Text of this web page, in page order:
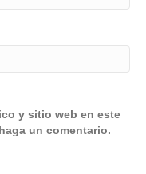
y sitio web en este
un comentario.